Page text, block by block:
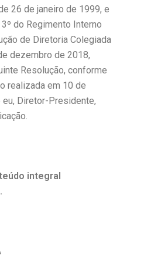
26 de janeiro de 1999, e
do Regimento Interno
de Diretoria Colegiada
dezembro de 2018,
Resolução, conforme
realizada em 10 de
Diretor-Presidente,
integral